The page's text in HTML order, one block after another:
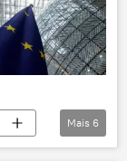
Mais 6